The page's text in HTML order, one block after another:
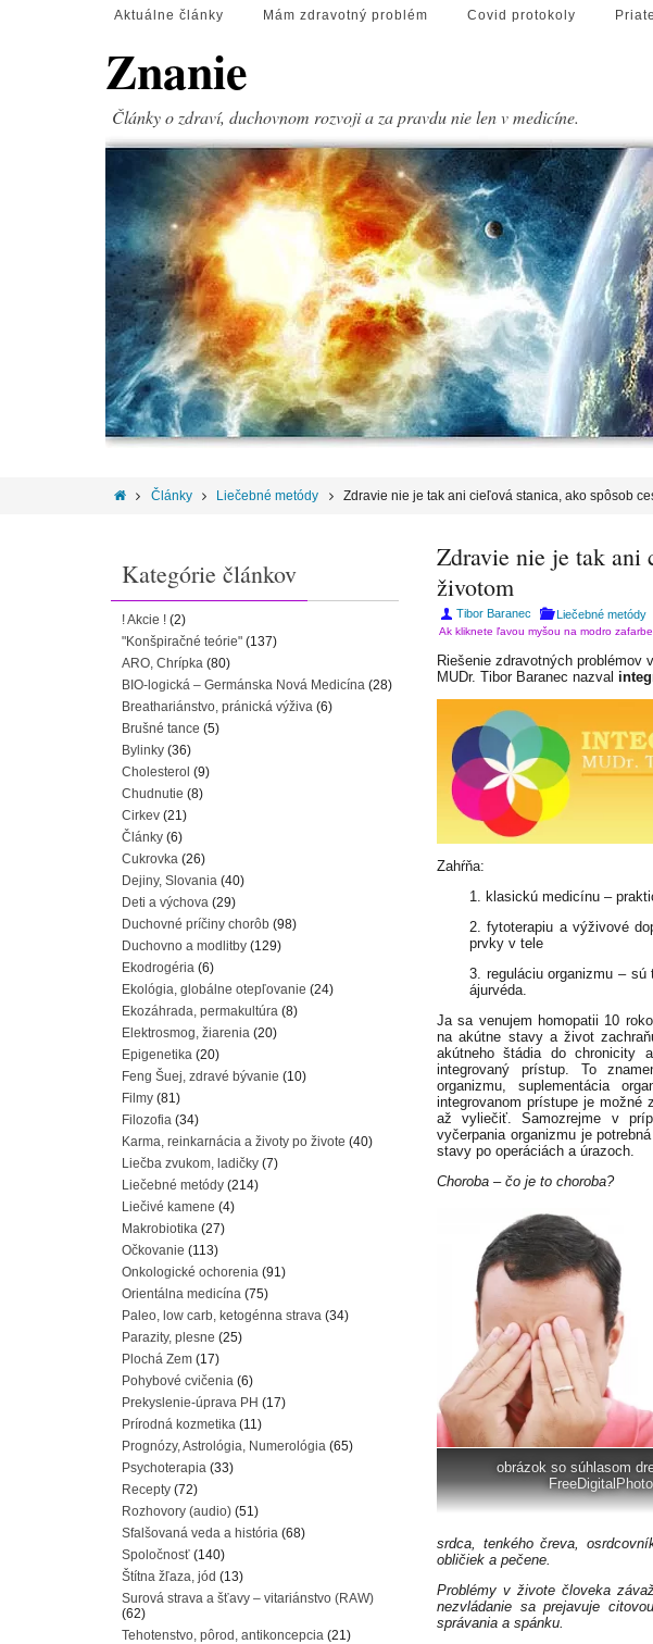
Aktuálne články Mám zdravotný problém Covid protokoly
Znanie
Články o zdraví, duchovnom rozvoji a za pravdu nie len v medicíne.
Články Liečebné metódy Zdravie nie je tak ani cieľová stanica, ako spôsob
Zdravie nie je tak ani
životom
Tibor Baranec Liečebné metódy
Ak kliknete ľavou myšou na modro
Riešenie zdravotných
MUDr. Tibor Baranec nazval
Zahŕňa:
1. klasickú medicínu –
2. fytoterapiu a výživové
prvky v tele
3. reguláciu organizmu – sú
ájurvéda.
Ja sa venujem homopatii 10
na akútne stavy a život
akútneho štádia do chronicity
integrovaný prístup. To
organizmu, suplementácia
integrovanom prístupe je
až vyliečiť. Samozrejme v
vyčerpania organizmu je
stavy po operáciách a úrazoch.
Choroba – čo je to choroba?
obrázok so súhlasom
srdca, tenkého čreva,
obličiek a pečene.
Problémy v živote človeka
nezvládanie sa prejavuje
správania a spánku.
Kategórie článkov
! Akcie ! (2)
"Konšpiračné teórie" (137)
ARO, Chrípka (80)
BIO-logická – Germánska Nová Medicína (28)
Breathariánstvo, pránická výživa (6)
Brušné tance (5)
Bylinky (36)
Cholesterol (9)
Chudnutie (8)
Cirkev (21)
Články (6)
Cukrovka (26)
Dejiny, Slovania (40)
Deti a výchova (29)
Duchovné príčiny chorôb (98)
Duchovno a modlitby (129)
Ekodrogéria (6)
Ekológia, globálne otepľovanie (24)
Ekozáhrada, permakultúra (8)
Elektrosmog, žiarenia (20)
Epigenetika (20)
Feng Šuej, zdravé bývanie (10)
Filmy (81)
Filozofia (34)
Karma, reinkarnácia a životy po živote (40)
Liečba zvukom, ladičky (7)
Liečebné metódy (214)
Liečivé kamene (4)
Makrobiotika (27)
Očkovanie (113)
Onkologické ochorenia (91)
Orientálna medicína (75)
Paleo, low carb, ketogénna strava (34)
Parazity, plesne (25)
Plochá Zem (17)
Pohybové cvičenia (6)
Prekyslenie-úprava PH (17)
Prírodná kozmetika (11)
Prognózy, Astrológia, Numerológia (65)
Psychoterapia (33)
Recepty (72)
Rozhovory (audio) (51)
Sfalšovaná veda a história (68)
Spoločnosť (140)
Štítna žľaza, jód (13)
Surová strava a šťavy – vitariánstvo (RAW)
(62)
Tehotenstvo, pôrod, antikoncepcia (21)